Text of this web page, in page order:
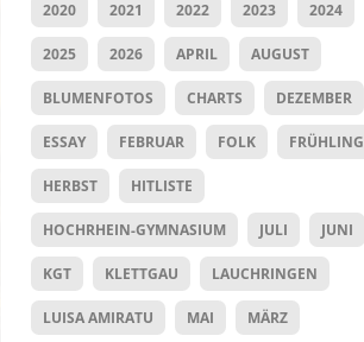
2020 2021 2022 2023 2024
2025 2026 APRIL AUGUST
BLUMENFOTOS CHARTS DEZEMBER
ESSAY FEBRUAR FOLK FRÜHLING
HERBST HITLISTE
HOCHRHEIN-GYMNASIUM JULI JUNI
KGT KLETTGAU LAUCHRINGEN
LUISA AMIRATU MAI MÄRZ